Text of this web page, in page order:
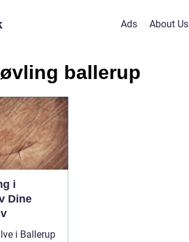
Ads About Us
ballerup
i
Dine
i Ballerup